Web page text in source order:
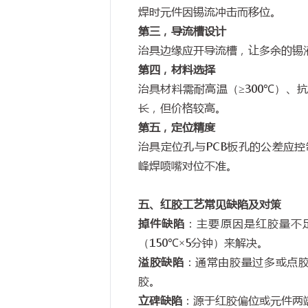
焊时元件因锡流冲击而移位。
第三，导流槽设计
治具边缘应开导流槽，让多余的
第四，材料选择
治具材料需耐高温（≥300℃）、
长，但价格较高。
第五，定位精度
治具定位孔与PCB板孔的公差应
峰焊喷嘴对位不准。
五、红胶工艺常见缺陷及对策
掉件缺陷 ：主要原因是红胶量
（150℃×5分钟）来解决。
溢胶缺陷 ：通常由胶量过多或点
胶。
立碑缺陷 ：源于红胶偏位或元件